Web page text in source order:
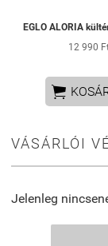
EGLO ALORIA
12 990

VÁSÁRLÓI
Jelenleg